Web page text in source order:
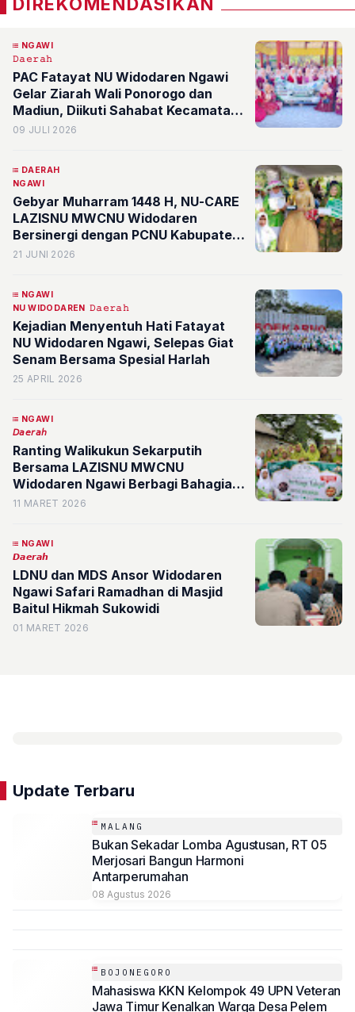
NGAWI
𝙳𝚊𝚎𝚛𝚊𝚑
PAC Fatayat NU Widodaren Ngawi
Gelar Ziarah Wali Ponorogo dan
Madiun, Diikuti Sahabat Kecamatan
Ngrambe
09 JULI 2026
DAERAH
NGAWI
Gebyar Muharram 1448 H, NU-CARE
LAZISNU MWCNU Widodaren
Bersinergi dengan PCNU Kabupaten
Ngawi
21 JUNI 2026
NGAWI
NU WIDODAREN 𝙳𝚊𝚎𝚛𝚊𝚑
Kejadian Menyentuh Hati Fatayat
NU Widodaren Ngawi, Selepas Giat
Senam Bersama Spesial Harlah
25 APRIL 2026
NGAWI
𝘋𝘢𝘦𝘳𝘢𝘩
Ranting Walikukun Sekarputih
Bersama LAZISNU MWCNU
Widodaren Ngawi Berbagi Bahagia
Ramadan
11 MARET 2026
NGAWI
𝘿𝙖𝙚𝙧𝙖𝙝
LDNU dan MDS Ansor Widodaren
Ngawi Safari Ramadhan di Masjid
Baitul Hikmah Sukowidi
01 MARET 2026
Update Terbaru
MALANG
Bukan Sekadar Lomba Agustusan, RT 05
Merjosari Bangun Harmoni
Antarperumahan
08 Agustus 2026
BOJONEGORO
Mahasiswa KKN Kelompok 49 UPN Veteran
Jawa Timur Kenalkan Warga Desa Pelem